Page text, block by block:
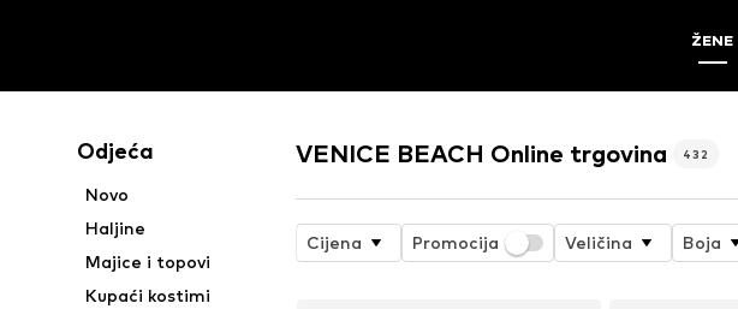
ŽENE
Odjeća
Novo
Haljine
Majice i topovi
Kupaći kostimi
VENICE BEACH Online trgovina 432
Cijena Promocija Veličina Boja